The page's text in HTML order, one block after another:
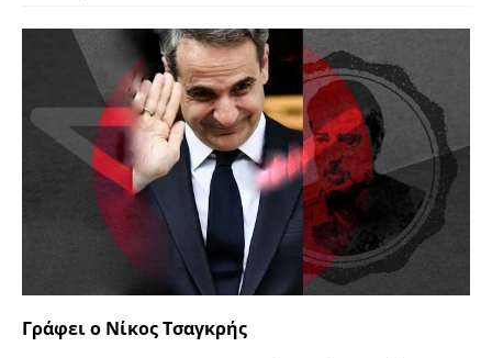
Γράφει ο Νίκος Τσαγκρής